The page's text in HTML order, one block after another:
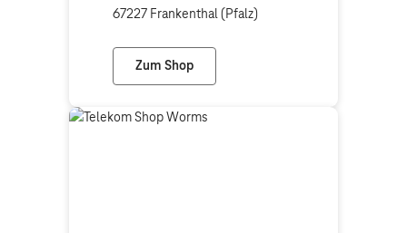
67227 Frankenthal (Pfalz)
Zum Shop
Telecom Solutions 61 (Telekom Partner)